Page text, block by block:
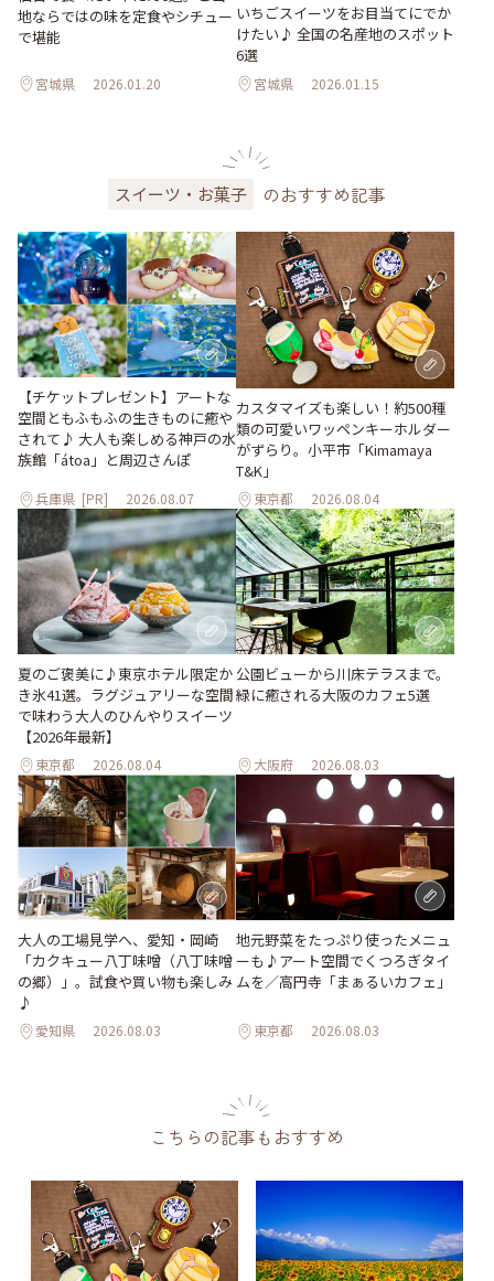
地ならではの味を定食やシチュー
で堪能
宮城県 2026.01.20
いちごスイーツをお目当てにでか
けたい♪ 全国の名産地のスポット
6選
宮城県 2026.01.15
スイーツ・お菓子 のおすすめ記事
【チケットプレゼント】アートな
空間ともふもふの生きものに癒や
されて♪ 大人も楽しめる神戸の水
族館「átoa」と周辺さんぽ
兵庫県 [PR] 2026.08.07
カスタマイズも楽しい！約500種
類の可愛いワッペンキーホルダー
がずらり。小平市「Kimamaya
T&K」
東京都 2026.08.04
夏のご褒美に♪東京ホテル限定か
き氷41選。ラグジュアリーな空間
で味わう大人のひんやりスイーツ
【2026年最新】
東京都 2026.08.04
公園ビューから川床テラスまで。
緑に癒される大阪のカフェ5選
大阪府 2026.08.03
大人の工場見学へ、愛知・岡崎
「カクキュー八丁味噌（八丁味噌
の郷）」。試食や買い物も楽しみ
♪
愛知県 2026.08.03
地元野菜をたっぷり使ったメニュ
ーも♪アート空間でくつろぎタイ
ムを／高円寺「まぁるいカフェ」
東京都 2026.08.03
こちらの記事もおすすめ